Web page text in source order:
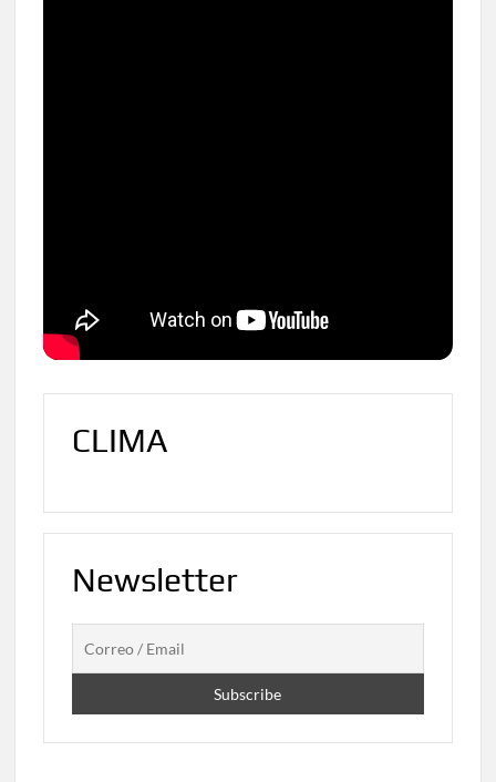
CLIMA
Newsletter